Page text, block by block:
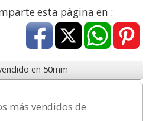
esta página en :
en 50mm
más vendidos de